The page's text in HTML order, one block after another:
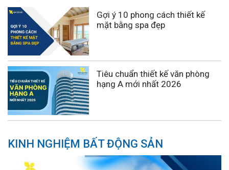
Gợi ý 10 phong cách thiết kế
mặt bằng spa đẹp
Tiêu chuẩn thiết kế văn phòng
hạng A mới nhất 2026
KINH NGHIỆM BẤT ĐỘNG SẢN